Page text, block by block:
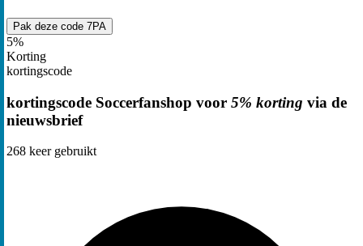
Pak deze code 7PA
5%
Korting
kortingscode
kortingscode Soccerfanshop voor 5% korting via de
nieuwsbrief
268 keer gebruikt